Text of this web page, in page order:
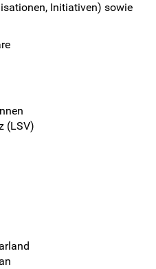
Initiativen) sowie
(LSV)